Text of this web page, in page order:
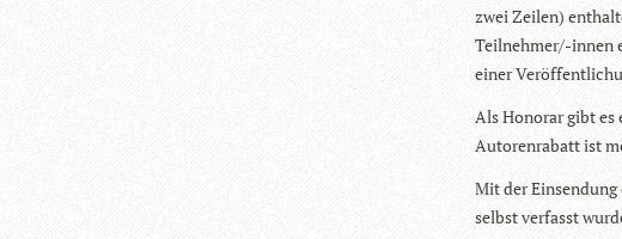
zwei Zei­len)
Teil­neh­mer/-innen
einer
Als Hono­rar gibt es
Autoren­ra­batt ist
Mit der
selbst ver­fasst